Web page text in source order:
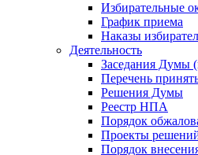
Избирательные
График приема
Наказы
Деятельность
Заседания Думы
Перечень
Решения Думы
Реестр НПА
Порядок
Проекты
Порядок